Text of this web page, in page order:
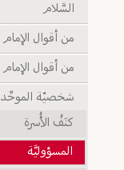
السَّلام
من أقوال
من أقوال
شخصيّة
كنَفُ الأُسرة
المسؤوليَّة